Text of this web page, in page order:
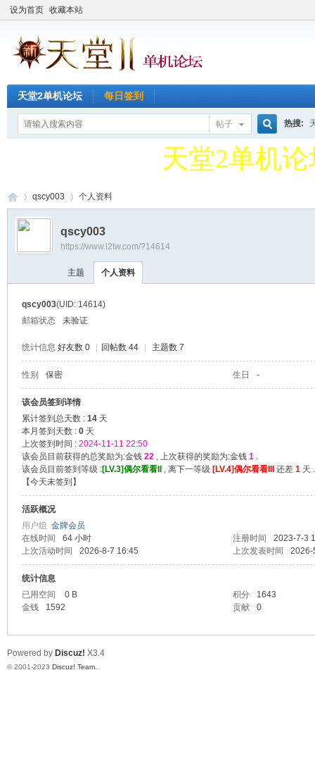
设为首页 收藏本站
天堂2单机论坛 每日签到
帖子
搜
热搜:
天堂2单机
QQ新群
天堂2单机
QQ新群
›
qscy003 个人资料
qscy003
https://www.l2tw.com/?14614
主题 个人资料
qscy003(UID: 14614)
邮箱状态
未验证
统计信息 好友数 0 回帖数 44 主题数 7
性别 保密 生日 -
该会员签到详情
累计签到总天数 : 14 天
本月签到天数 : 0 天
上次签到时间 : 2024-11-11 22:50
该会员目前获得的总奖励为:金钱 22 , 上次获得的奖励为:金钱 1 .
该会员目前签到等级 :[LV.3]偶尔看看II , 离下一等级 [LV.4]偶尔看看III 还差 1 天 .
【今天未签到 】
活跃概况
用户组 金牌会员
在线时间
64 小时 注册时间
2023-7-3
上次活动时间
2026-8-7 16:45 上次发表时间 2026-
统计信息
已用空间
0 B 积分
1643
金钱
1592 贡献 0
Powered by Discuz! X3.4
© 2001-2023 Discuz! Team